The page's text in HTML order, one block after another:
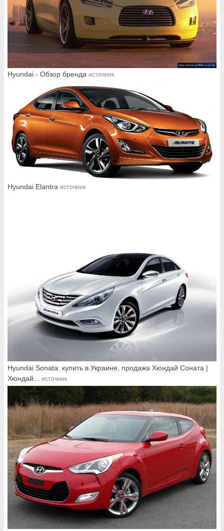
Hyundai - Обзор бренда источник
Hyundai Elantra источник
Hyundai Sonata: купить в Украине, продажа Хюндай Соната |
Хюндай...
источник